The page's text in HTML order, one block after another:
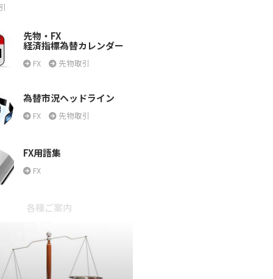
先物・FX
経済指標為替カレンダー
FX 先物取引
為替市況ヘッドライン
FX 先物取引
FX用語集
FX
各種ご案内